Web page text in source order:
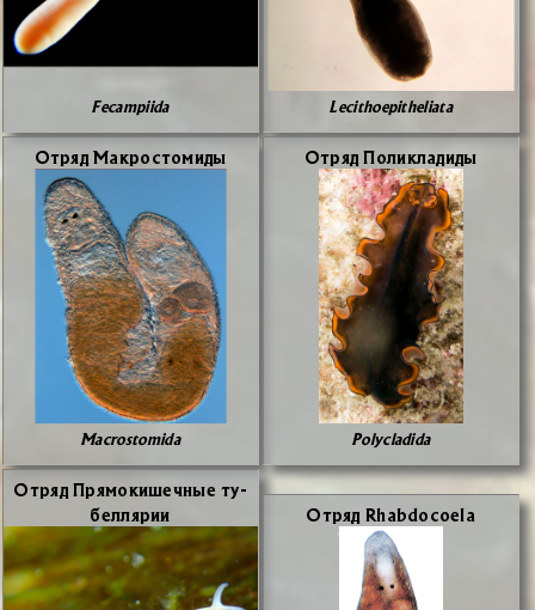
Fecampiida Lecithoepitheliata
От­ряд Мак­ро­сто­ми­ды
Macrostomida
От­ряд По­ли­кла­ди­ды
Polycladida
От­ряд Пря­мо­ки­шеч­ные ту­
бел­ля­рии От­ряд Rhabdocoela